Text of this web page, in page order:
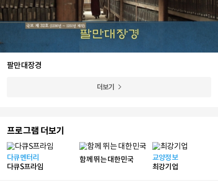
팔만대장경
더보기
프로그램 더보기
다큐멘터리
다큐S프라임
함께 뛰는 대한민국
교양정보
최강기업